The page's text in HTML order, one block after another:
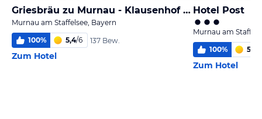
Griesbräu zu Murnau - Klausenhof am Park
Murnau am Staffelsee, Bayern
100% 5,4/6 137 Bew.
Zum Hotel
Hotel Post
Murnau am
100% 5,8
Zum Hotel